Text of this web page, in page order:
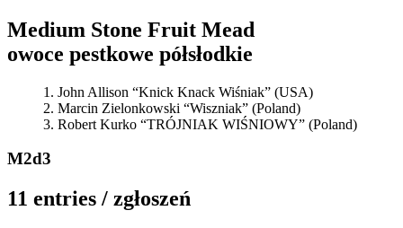
Medium Stone Fruit Mead
owoce pestkowe półsłodkie
John Allison “Knick Knack Wiśniak” (USA)
Marcin Zielonkowski “Wiszniak” (Poland)
Robert Kurko “TRÓJNIAK WIŚNIOWY” (Poland)
M2d3
11 entries / zgłoszeń